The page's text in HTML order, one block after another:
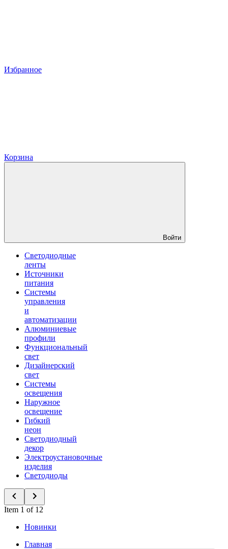
Избранное
Корзина
Войти
Светодиодные
ленты
Источники
питания
Системы
управления
и
автоматизации
Алюминиевые
профили
Функциональный
свет
Дизайнерский
свет
Системы
освещения
Наружное
освещение
Гибкий
неон
Светодиодный
декор
Электроустановочные
изделия
Светодиоды
Item 1 of 12
Новинки
Главная